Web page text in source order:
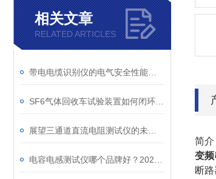
相关文章
RELATED ARTICLES
简介
变
断